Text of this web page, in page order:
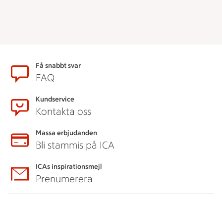
SidfotFå snabbt svar
FAQ
Kundservice
Kontakta oss
Massa erbjudanden
Bli stammis på ICA
ICAs inspirationsmejl
Prenumerera